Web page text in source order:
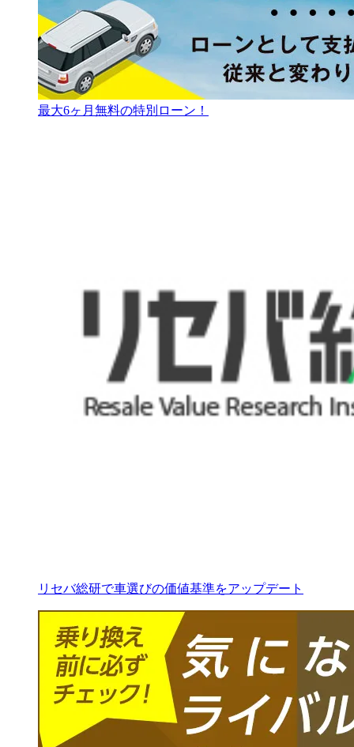
最大6ヶ月無料の特別ローン！
リセバ総研で車選びの価値基準をアップデート